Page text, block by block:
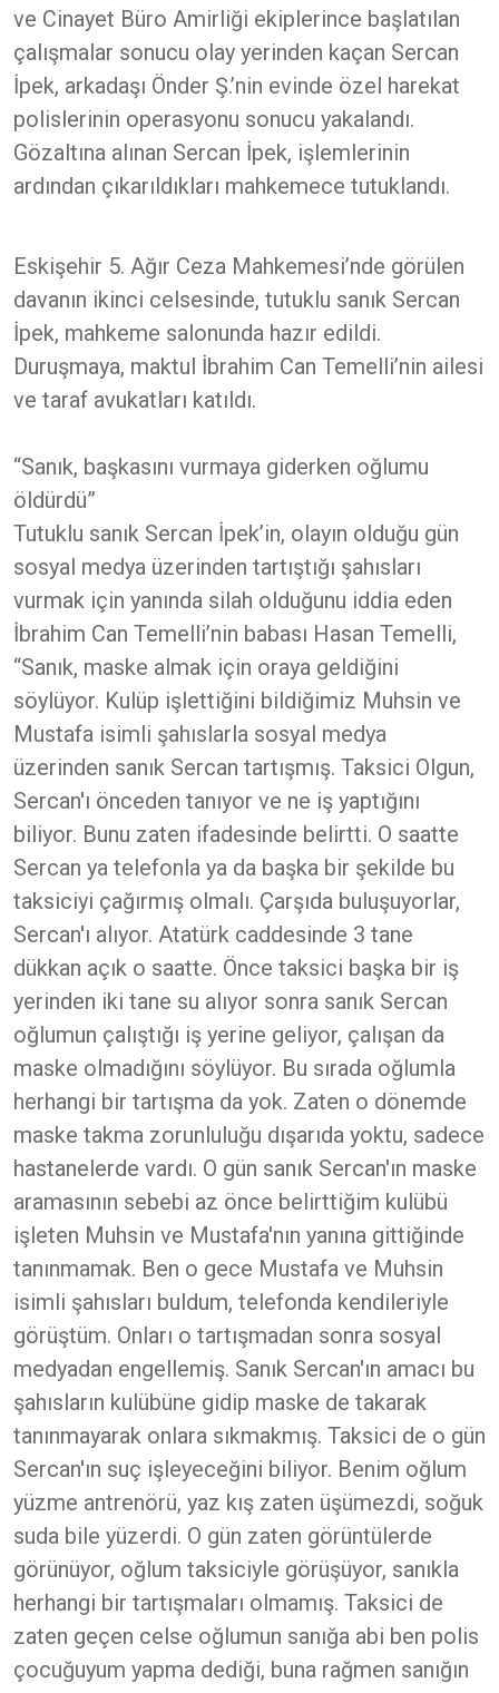
ve Cinayet Büro Amirliği ekiplerince başlatılan
çalışmalar sonucu olay yerinden kaçan Sercan
İpek, arkadaşı Önder Ş.’nin evinde özel harekat
polislerinin operasyonu sonucu yakalandı.
Gözaltına alınan Sercan İpek, işlemlerinin
ardından çıkarıldıkları mahkemece tutuklandı.
Eskişehir 5. Ağır Ceza Mahkemesi’nde görülen
davanın ikinci celsesinde, tutuklu sanık Sercan
İpek, mahkeme salonunda hazır edildi.
Duruşmaya, maktul İbrahim Can Temelli’nin ailesi
ve taraf avukatları katıldı.
“Sanık, başkasını vurmaya giderken oğlumu
öldürdü”
Tutuklu sanık Sercan İpek’in, olayın olduğu gün
sosyal medya üzerinden tartıştığı şahısları
vurmak için yanında silah olduğunu iddia eden
İbrahim Can Temelli’nin babası Hasan Temelli,
“Sanık, maske almak için oraya geldiğini
söylüyor. Kulüp işlettiğini bildiğimiz Muhsin ve
Mustafa isimli şahıslarla sosyal medya
üzerinden sanık Sercan tartışmış. Taksici Olgun,
Sercan'ı önceden tanıyor ve ne iş yaptığını
biliyor. Bunu zaten ifadesinde belirtti. O saatte
Sercan ya telefonla ya da başka bir şekilde bu
taksiciyi çağırmış olmalı. Çarşıda buluşuyorlar,
Sercan'ı alıyor. Atatürk caddesinde 3 tane
dükkan açık o saatte. Önce taksici başka bir iş
yerinden iki tane su alıyor sonra sanık Sercan
oğlumun çalıştığı iş yerine geliyor, çalışan da
maske olmadığını söylüyor. Bu sırada oğlumla
herhangi bir tartışma da yok. Zaten o dönemde
maske takma zorunluluğu dışarıda yoktu, sadece
hastanelerde vardı. O gün sanık Sercan'ın maske
aramasının sebebi az önce belirttiğim kulübü
işleten Muhsin ve Mustafa'nın yanına gittiğinde
tanınmamak. Ben o gece Mustafa ve Muhsin
isimli şahısları buldum, telefonda kendileriyle
görüştüm. Onları o tartışmadan sonra sosyal
medyadan engellemiş. Sanık Sercan'ın amacı bu
şahısların kulübüne gidip maske de takarak
tanınmayarak onlara sıkmakmış. Taksici de o gün
Sercan'ın suç işleyeceğini biliyor. Benim oğlum
yüzme antrenörü, yaz kış zaten üşümezdi, soğuk
suda bile yüzerdi. O gün zaten görüntülerde
görünüyor, oğlum taksiciyle görüşüyor, sanıkla
herhangi bir tartışmaları olmamış. Taksici de
zaten geçen celse oğlumun sanığa abi ben polis
çocuğuyum yapma dediği, buna rağmen sanığın